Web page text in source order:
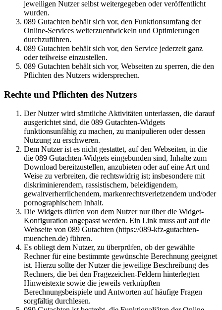
jeweiligen Nutzer selbst weitergegeben oder veröffentlicht
wurden.
089 Gutachten behält sich vor, den Funktionsumfang der
Online-Services weiterzuentwickeln und Optimierungen
durchzuführen.
089 Gutachten behält sich vor, den Service jederzeit ganz
oder teilweise einzustellen.
089 Gutachten behält sich vor, Webseiten zu sperren, die den
Pflichten des Nutzers widersprechen.
Rechte und Pflichten des Nutzers
Der Nutzer wird sämtliche Aktivitäten unterlassen, die darauf
ausgerichtet sind, die 089 Gutachten-Widgets
funktionsunfähig zu machen, zu manipulieren oder dessen
Nutzung zu erschweren.
Dem Nutzer ist es nicht gestattet, auf den Webseiten, in die
die 089 Gutachten-Widgets eingebunden sind, Inhalte zum
Download bereitzustellen, anzubieten oder auf eine Art und
Weise zu verbreiten, die rechtswidrig ist; insbesondere mit
diskriminierendem, rassistischem, beleidigendem,
gewaltverherrlichendem, markenrechtsverletzendem und/oder
pornographischem Inhalt.
Die Widgets dürfen von dem Nutzer nur über die Widget-
Konfiguration angepasst werden. Ein Link muss auf auf die
Webseite von 089 Gutachten (https://089-kfz-gutachten-
muenchen.de) führen.
Es obliegt dem Nutzer, zu überprüfen, ob der gewählte
Rechner für eine bestimmte gewünschte Berechnung geeignet
ist. Hierzu sollte der Nutzer die jeweilige Beschreibung des
Rechners, die bei den Fragezeichen-Feldern hinterlegten
Hinweistexte sowie die jeweils verknüpften
Berechnungsbeispiele und Antworten auf häufige Fragen
sorgfältig durchlesen.